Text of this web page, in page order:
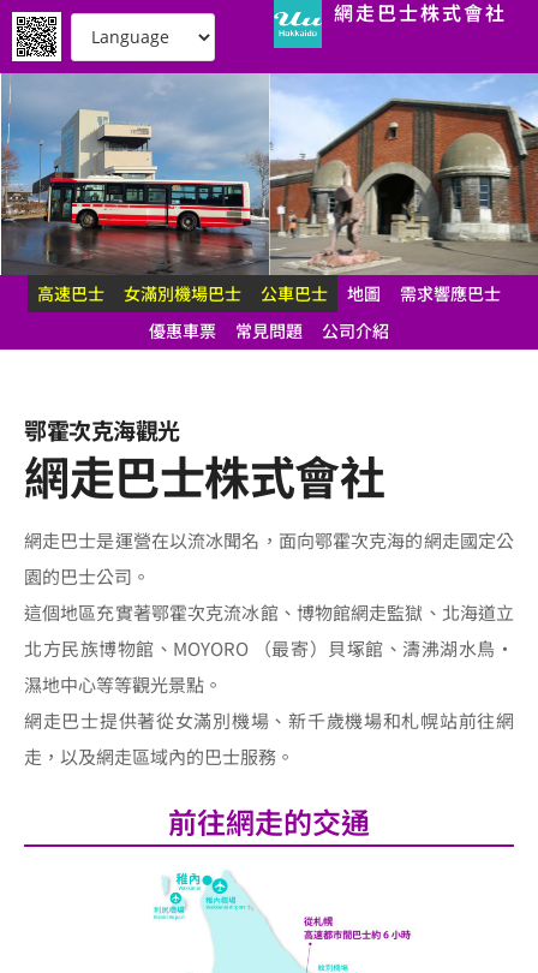
網走巴士株式會社
高速巴士 女滿別機場巴士 公車巴士 地圖
需求響應巴士
優惠車票
常見問題 公司介紹
鄂霍次克海觀光
網走巴士株式會社
網走巴士是運營在以流冰聞名，面向鄂霍次克海的網走國定公
園的巴士公司。
這個地區充實著鄂霍次克流冰館、博物館網走監獄、北海道立
北方民族博物館、MOYORO （最寄）貝塚館、濤沸湖水鳥・
濕地中心等等觀光景點。
網走巴士提供著從女滿別機場、新千歲機場和札幌站前往網
走，以及網走區域內的巴士服務。
前往網走的交通